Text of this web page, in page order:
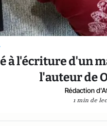
à l'écriture d'un
l'auteur de
Rédaction
1 min de